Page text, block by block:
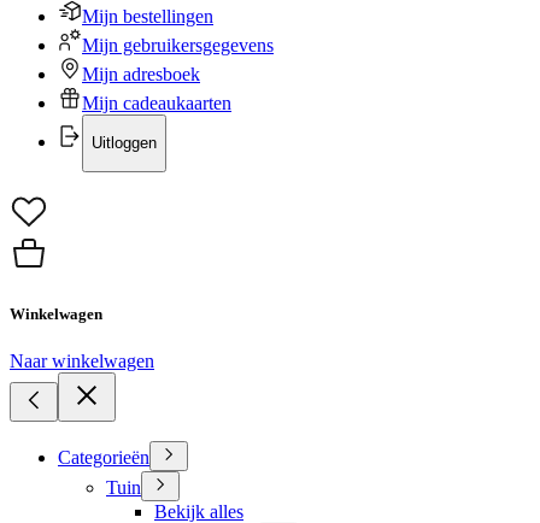
Mijn bestellingen
Mijn gebruikersgegevens
Mijn adresboek
Mijn cadeaukaarten
Uitloggen
Winkelwagen
Naar winkelwagen
Categorieën
Tuin
Bekijk alles